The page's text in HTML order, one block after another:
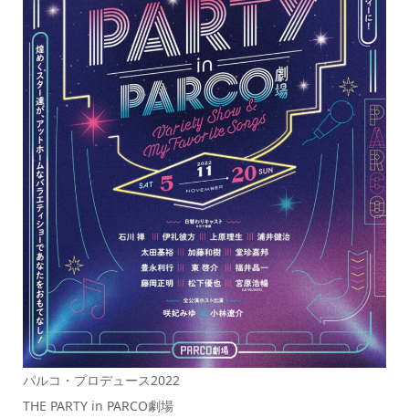
パルコ・プロデュース2022
THE PARTY in PARCO劇場